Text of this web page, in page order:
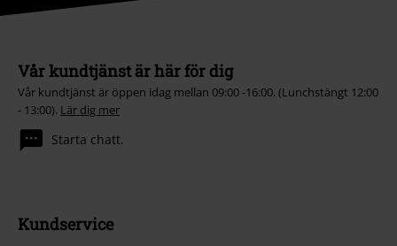
Vår kundtjänst är här för dig
Vår kundtjänst är öppen idag mellan 09:00 -16:00. (Lunchstängt 12:00
- 13:00). Lär dig mer
Starta chatt.
Kundservice